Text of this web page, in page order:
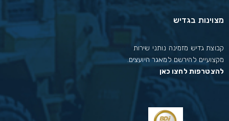
מצוינות בגדיש
קבוצת גדיש מזמינה נותני שירות
מקצועיים להירשם למאגר היועצים.
להצטרפות לחצו כאן